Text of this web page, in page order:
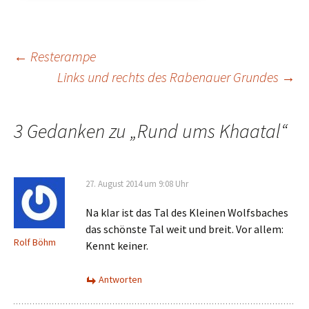
Beitrags-
← Resterampe
Links und rechts des Rabenauer Grundes →
3 Gedanken zu „Rund ums Khaatal“
Rolf Böhm
27. August 2014 um 9:08 Uhr
Na klar ist das Tal des Kleinen Wolfsbaches
das schönste Tal weit und breit. Vor allem:
Kennt keiner.
Antworten